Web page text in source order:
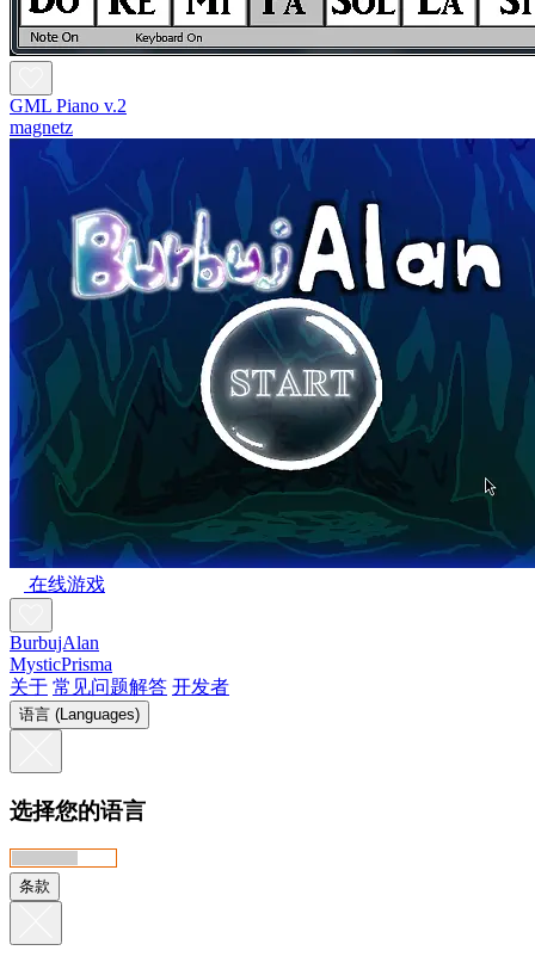
GML Piano v.2
magnetz
在线游戏
BurbujAlan
MysticPrisma
关于 常见问题解答 开发者
语言 (Languages)
选择您的语言
条款